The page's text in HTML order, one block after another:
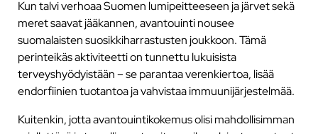
Kun talvi verhoaa Suomen lumipeitteeseen ja järvet sekä
meret saavat jääkannen, avantouinti nousee
suomalaisten suosikkiharrastusten joukkoon. Tämä
perinteikäs aktiviteetti on tunnettu lukuisista
terveyshyödyistään – se parantaa verenkiertoa, lisää
endorfiinien tuotantoa ja vahvistaa immuunijärjestelmää.
Kuitenkin, jotta avantouintikokemus olisi mahdollisimman